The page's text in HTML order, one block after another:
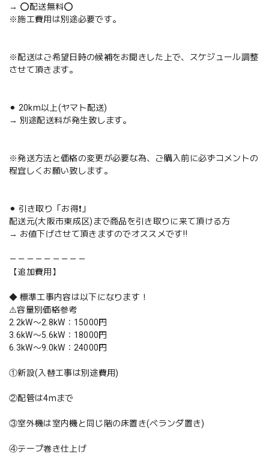
→ ⭕️配送無料⭕️
※施工費用は別途必要です。
※配送はご希望日時の候補をお聞きした上で、スケジュール調整
させて頂きます。
⚫︎ 20km以上(ヤマト配送)
→ 別途配送料が発生致します。
※発送方法と価格の変更が必要な為、ご購入前に必ずコメントの
程宜しくお願い致します。
⚫︎ 引き取り「お得❗️」
配送元(大阪市東成区)まで商品を引き取りに来て頂ける方
→ お値下げさせて頂きますのでオススメです‼️
－－－－－－－－－
【追加費用】
◆ 標準工事内容は以下になります！
⚠️容量別価格参考
2.2kW〜2.8kW：15000円
3.6kW〜5.6kW：18000円
6.3kW〜9.0kW：24000円
①新設(入替工事は別途費用)
②配管は4mまで
③室外機は室内機と同じ階の床置き(ベランダ置き)
④テープ巻き仕上げ